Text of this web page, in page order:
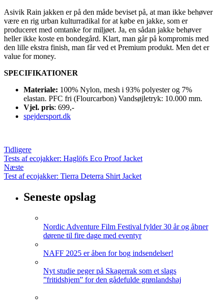
Asivik Rain jakken er på den måde beviset på, at man ikke behøver
være en rig urban kulturradikal for at købe en jakke, som er
produceret med omtanke for miljøet. Ja, en sådan jakke behøver
heller ikke koste en bondegård. Klart, man går på kompromis med
den lille ekstra finish, man får ved et Premium produkt. Men det er
value for money.
SPECIFIKATIONER
Materiale: 100% Nylon, mesh i 93% polyester og 7%
elastan. PFC fri (Flourcarbon) Vandsøjletryk: 10.000 mm.
Vjel. pris: 699,-
spejdersport.dk
Tidligere
Tests af ecojakker: Haglöfs Eco Proof Jacket
Næste
Test af ecojakker: Tierra Deterra Shirt Jacket
Seneste opslag
Nordic Adventure Film Festival fylder 30 år og åbner
dørene til fire dage med eventyr
NAFF 2025 er åben for bog indsendelser!
Nyt studie peger på Skagerrak som et slags
”fritidshjem” for den gådefulde grønlandshaj